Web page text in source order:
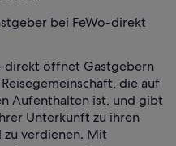
bei FeWo-direkt
direkt öffnet Gastgebern
die auf
Aufenthalten ist, und gibt
Unterkunft zu ihren
verdienen. Mit